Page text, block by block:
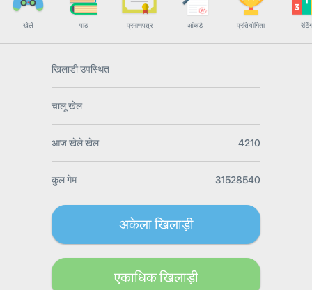
खेलें पाठ प्रमाणपत्र आंकड़े प्रतियोगिता रेटिंग
खिलाडी उपस्थित
चालू खेल
आज खेले खेल 4210
कुल गेम 31528540
अकेला खिलाड़ी
एकाधिक खिलाड़ी